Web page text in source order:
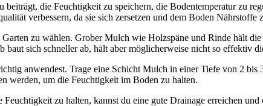
die Feuchtigkeit zu speichern, die Bodentemperatur zu
verbessern, da sie sich zersetzen und dem Boden Nährstoffe
zu wählen. Grober Mulch wie Holzspäne und Rinde hält
sich schneller ab, hält aber möglicherweise nicht so effektiv
anwendest. Trage eine Schicht Mulch in einer Tiefe von 2
werden, um die Feuchtigkeit im Boden zu halten.
zu halten, kannst du eine gute Drainage erreichen